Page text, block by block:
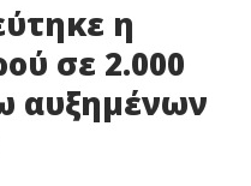
η
σε 2.000
αυξημένων